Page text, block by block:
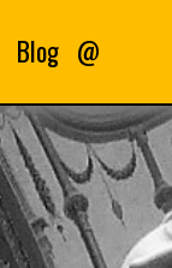
Blog @